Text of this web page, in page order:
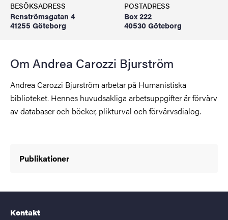
BESÖKSADRESS
Renströmsgatan 4
41255 Göteborg
POSTADRESS
Box 222
40530 Göteborg
Om Andrea Carozzi Bjurström
Andrea Carozzi Bjurström arbetar på Humanistiska
biblioteket. Hennes huvudsakliga arbetsuppgifter är förvärv
av databaser och böcker, plikturval och förvärvsdialog.
Publikationer
Kontakt